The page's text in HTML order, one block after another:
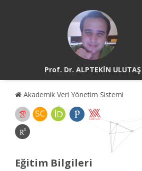
Prof. Dr. ALPTEKİN ULUTAŞ
Akademik Veri Yönetim Sistemi
Eğitim Bilgileri